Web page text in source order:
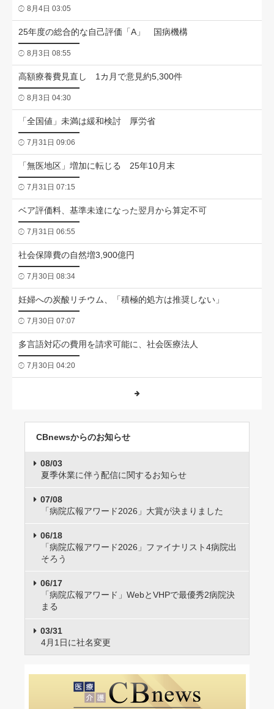
8月4日 03:05
25年度の総合的な自己評価「A」 国病機構
8月3日 08:55
高額療養費見直し 1カ月で意見約5,300件
8月3日 04:30
「全国値」未満は緩和検討 厚労省
7月31日 09:06
「無医地区」増加に転じる 25年10月末
7月31日 07:15
ベア評価料、基準未達になった翌月から算定不可
7月31日 06:55
社会保障費の自然増3,900億円
7月30日 08:34
妊婦への炭酸リチウム、「積極的処方は推奨しない」
7月30日 07:07
多言語対応の費用を請求可能に、社会医療法人
7月30日 04:20
CBnewsからのお知らせ
08/03
夏季休業に伴う配信に関するお知らせ
07/08
「病院広報アワード2026」大賞が決まりました
06/18
「病院広報アワード2026」ファイナリスト4病院出
そろう
06/17
「病院広報アワード」WebとVHPで最優秀2病院決
まる
03/31
4月1日に社名変更